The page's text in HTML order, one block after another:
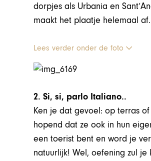
dorpjes als Urbania en
maakt het plaatje helemaal af.
Lees verder onder de foto
2. Si, si, parlo Italiano..
Ken je dat gevoel: op terras
hopend dat ze ook in hun
een toerist bent en word je
natuurlijk! Wel, oefening zul